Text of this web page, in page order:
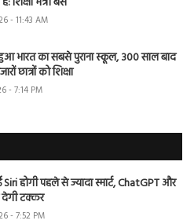
- 11:43 AM
भारत का सबसे पुराना स्कूल, 300 साल बाद
छात्रों को शिक्षा
- 7:14 PM
होगी पहले से ज्यादा स्मार्ट, ChatGPT और
टक्कर
- 7:52 PM